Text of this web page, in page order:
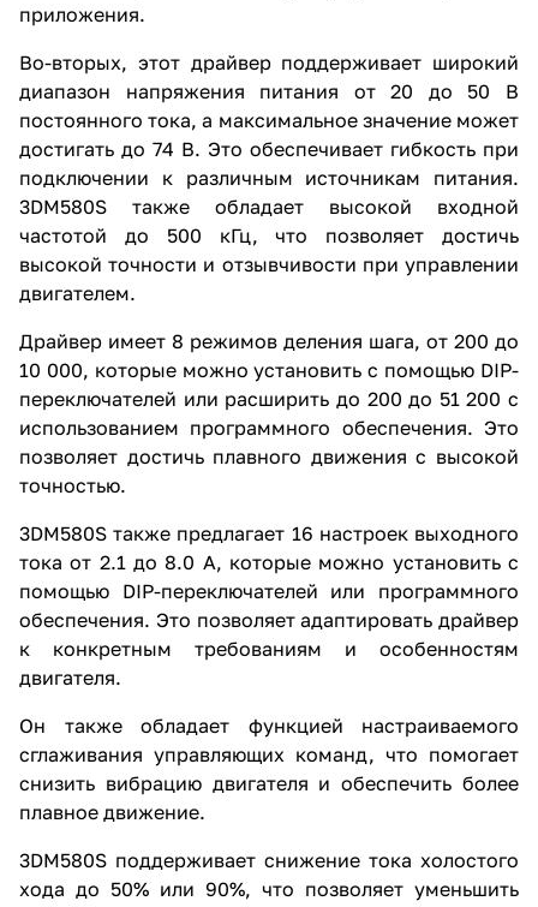
приложения.
Во-вторых, этот драйвер поддерживает широкий
диапазон напряжения питания от 20 до 50 В
постоянного тока, а максимальное значение может
достигать до 74 В. Это обеспечивает гибкость при
подключении к различным источникам питания.
3DM580S также обладает высокой входной
частотой до 500 кГц, что позволяет достичь
высокой точности и отзывчивости при управлении
двигателем.
Драйвер имеет 8 режимов деления шага, от 200 до
10 000, которые можно установить с помощью DIP-
переключателей или расширить до 200 до 51 200 с
использованием программного обеспечения. Это
позволяет достичь плавного движения с высокой
точностью.
3DM580S также предлагает 16 настроек выходного
тока от 2.1 до 8.0 А, которые можно установить с
помощью DIP-переключателей или программного
обеспечения. Это позволяет адаптировать драйвер
к конкретным требованиям и особенностям
двигателя.
Он также обладает функцией настраиваемого
сглаживания управляющих команд, что помогает
снизить вибрацию двигателя и обеспечить более
плавное движение.
3DM580S поддерживает снижение тока холостого
хода до 50% или 90%, что позволяет уменьшить